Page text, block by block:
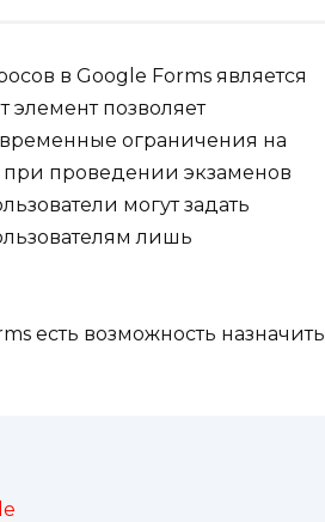
в Google Forms является
элемент позволяет
ограничения на
при проведении экзаменов
могут задать
лишь
есть возможность назначить